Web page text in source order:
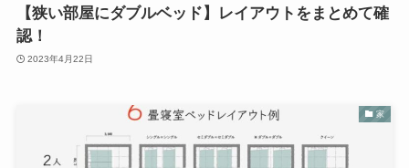
【狭い部屋にダブルベッド】レイアウトをまとめて確
認！
2023年4月22日
家